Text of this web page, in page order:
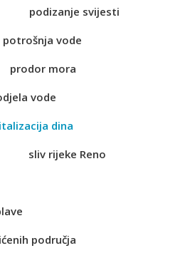
podizanje svijesti
potrošnja vode
prodor mora
vode
dina
sliv rijeke Reno
područja